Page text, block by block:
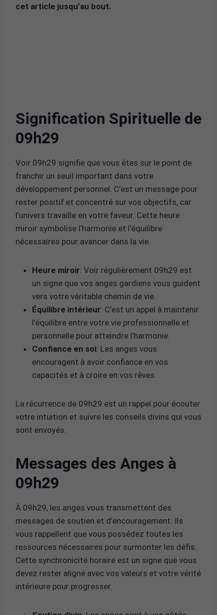
cet article jusqu’au bout.
Signification Spirituelle de
09h29
Voir 09h29 signifie que vous êtes sur le point de
franchir un seuil important dans votre
développement personnel. C’est un message pour
rester positif et concentré sur vos objectifs, car
l’univers travaille en votre faveur. Cette heure
miroir symbolise l’harmonie et l’équilibre
nécessaires pour avancer dans la vie.
Heure miroir: Voir régulièrement 09h29 est
un signe que vos anges gardiens vous guident
vers votre véritable chemin de vie.
Équilibre intérieur: C’est un appel à maintenir
l’équilibre entre votre vie professionnelle et
personnelle pour atteindre l’harmonie.
Confiance en soi: Les anges vous
encouragent à avoir confiance en vos
capacités et à croire en vos rêves.
La récurrence de 09h29 est un rappel pour écouter
votre intuition et suivre les conseils divins qui vous
sont envoyés.
Messages des Anges à
09h29
À 09h29, les anges vous transmettent des
messages de soutien et d’encouragement. Ils
vous rappellent que vous possédez toutes les
ressources nécessaires pour surmonter les défis.
Cette synchronicité horaire est un signe que vous
devez rester aligné avec vos valeurs et votre vérité
intérieure pour progresser.